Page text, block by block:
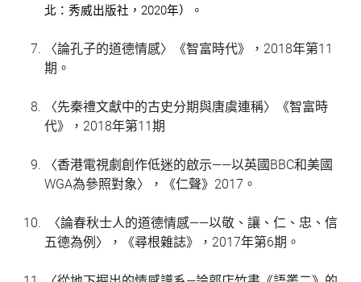
北：秀威出版社，2020年）。
〈論孔子的道德情感〉《智富時代》，2018年第11
期。
〈先秦禮文獻中的古史分期與唐虞連稱〉《智富時
代》，2018年第11期
〈香港電視劇創作低迷的啟示——以英國BBC和美國
WGA為參照對象〉，《仁聲》2017。
〈論春秋士人的道德情感——以敬、讓、仁、忠、信
五德為例〉
，《尋根雜誌》，2017年第6期。